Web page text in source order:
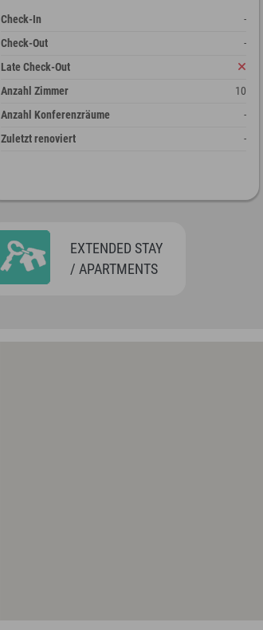
Check-In
-
Check-Out
-
Late Check-Out
Anzahl Zimmer
10
Anzahl Konferenzräume
-
Zuletzt renoviert
-
EXTENDED STAY
/ APARTMENTS